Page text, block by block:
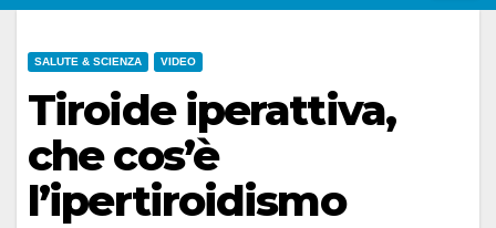
SALUTE & SCIENZA VIDEO
Tiroide iperattiva,
che cos’è
l’ipertiroidismo